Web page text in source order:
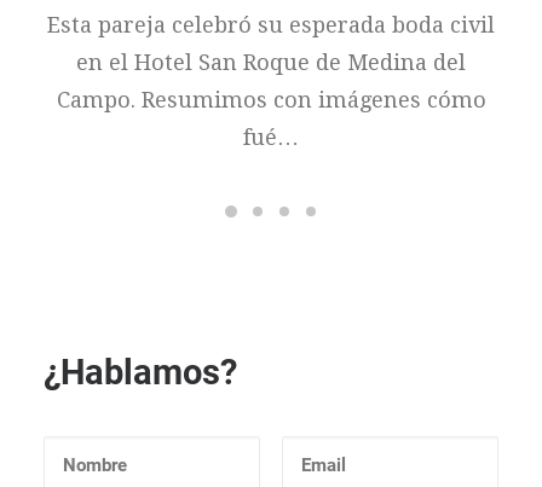
Esta pareja celebró su esperada boda civil
en el Hotel San Roque de Medina del
Campo. Resumimos con imágenes cómo
fué…
¿Hablamos?